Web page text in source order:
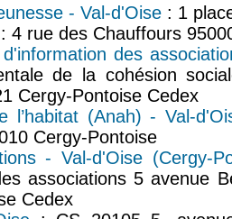
- Val-d'Oise : 1
: 4 rue des Chauffours
des
de la cohésion
Cergy-Pontoise Cedex
l’habitat (Anah) - Val-
Cergy-Pontoise
- Val-d'Oise (Cergy-
associations 5 avenue
Cedex